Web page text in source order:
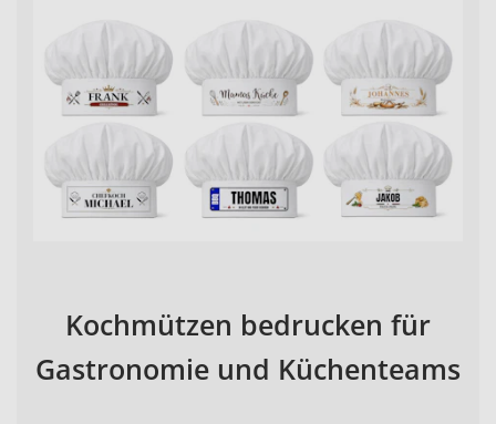
Kochmützen bedrucken für
Gastronomie und Küchenteams